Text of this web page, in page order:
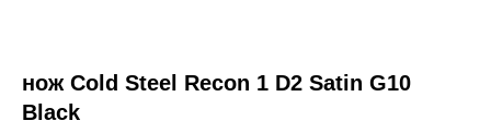
нож Cold Steel Recon 1 D2 Satin G10
Black